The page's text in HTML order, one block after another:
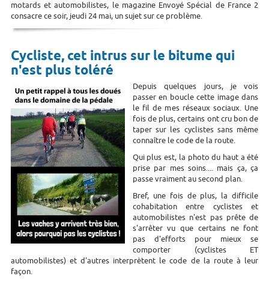
motards et automobilistes, le magazine Envoyé Spécial de France 2
consacre ce soir, jeudi 24 mai, un sujet sur ce problème.
Cycliste, cet intrus sur le bitume qui
n'est plus toléré
Depuis quelques jours, je vois
passer en boucle cette image dans
le fil de mes réseaux sociaux. Une
fois de plus, certains ont cru bon de
taper sur les cyclistes sans même
connaître le code de la route.
Qui plus est, la photo du haut a été
prise par mes soins.... mais ça, ça
passe vraiment au second plan.
Bref, une fois de plus, la difficile
cohabitation entre cyclistes et
automobilistes n'est pas prête de
s'arrêter vu que certains ne font
pas d'efforts pour mieux se
comporter (cyclistes ET
automobilistes) et d'autres interprètent le code de la route à leur
façon.